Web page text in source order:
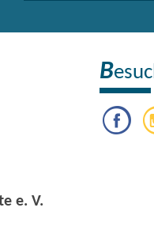
B
e. V.